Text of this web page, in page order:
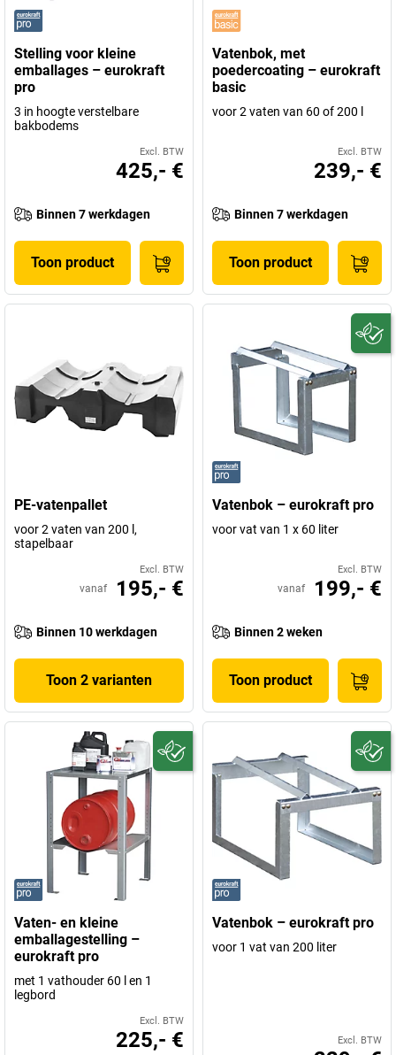
Stelling voor kleine
emballages – eurokraft
pro
3 in hoogte verstelbare
bakbodems
Excl. BTW
425,- €
Binnen 7 werkdagen
Toon product
Vatenbok, met
poedercoating – eurokraft
basic
voor 2 vaten van 60 of 200 l
Excl. BTW
239,- €
Binnen 7 werkdagen
Toon product
PE-vatenpallet
voor 2 vaten van 200 l,
stapelbaar
Excl. BTW
vanaf 195,- €
Binnen 10 werkdagen
Toon 2 varianten
Vatenbok – eurokraft pro
voor vat van 1 x 60 liter
Excl. BTW
vanaf 199,- €
Binnen 2 weken
Toon product
Vaten- en kleine
emballagestelling –
eurokraft pro
met 1 vathouder 60 l en 1
legbord
Excl. BTW
225,- €
Vatenbok – eurokraft pro
voor 1 vat van 200 liter
Excl. BTW